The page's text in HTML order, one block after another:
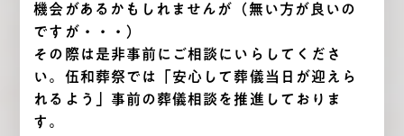
機会があるかもしれませんが（無い方が良いの
ですが・・・）
その際は是非事前にご相談にいらしてくださ
い。伍和葬祭では「安心して葬儀当日が迎えら
れるよう」事前の葬儀相談を推進しておりま
す。